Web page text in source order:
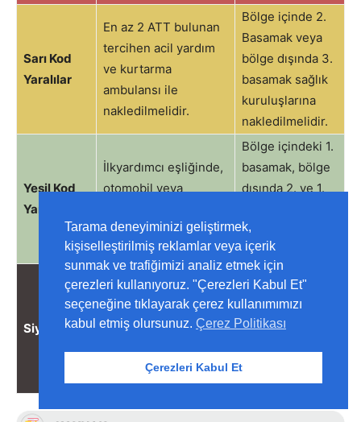
Sarı Kod
Yaralılar
En az 2 ATT bulunan
tercihen acil yardım
ve kurtarma
ambulansı ile
nakledilmelidir.
Bölge içinde 2.
Basamak veya
bölge dışında 3.
basamak sağlık
kuruluşlarına
nakledilmelidir.
Yeşil Kod
Yaralılar
İlkyardımcı eşliğinde,
otomobil veya
nakledilebilir.
Bölge içindeki 1.
basamak, bölge
dışında 2. ve 1.
kuruluşlarına
nakledilmelidir.
Siyah Kod
Cenaze torbalarına
konulmalı, cenaze
nakledilmelidir.
Morglara
ve/veya kriz
merkezinin
nakledilmelidir.
Tarama deneyiminizi geliştirmek,
kişiselleştirilmiş reklamlar veya içerik
sunmak ve trafiğimizi analiz etmek için
çerezleri kullanıyoruz. "Çerezleri Kabul Et"
seçeneğine tıklayarak çerez kullanımımızı
kabul etmiş olursunuz. Çerez Politikası
Çerezleri Kabul Et